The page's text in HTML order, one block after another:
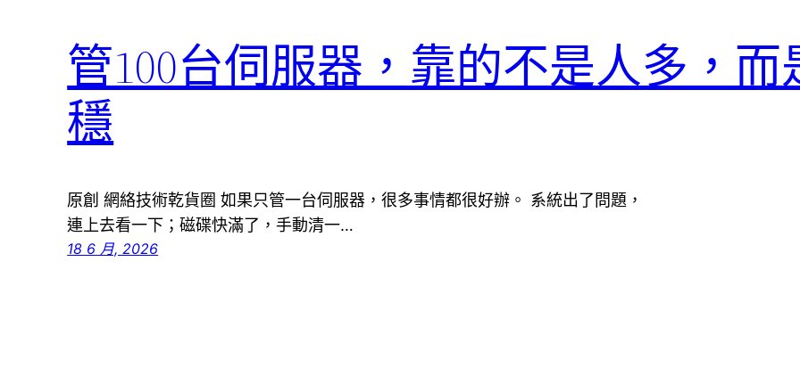
管100台伺服器，靠的不是人多，而
穩
原創 網絡技術乾貨圈 如果只管一台伺服器，很多事情都很好辦。 系統出了問題，
連上去看一下；磁碟快滿了，手動清一…
18 6 月, 2026